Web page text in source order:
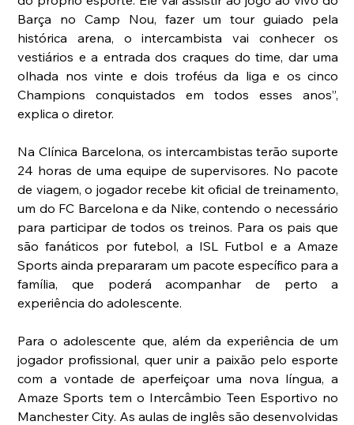
Barça no Camp Nou, fazer um tour guiado pela
histórica arena, o intercambista vai conhecer os
vestiários e a entrada dos craques do time, dar uma
olhada nos vinte e dois troféus da liga e os cinco
Champions conquistados em todos esses anos”,
explica o diretor.
Na Clínica Barcelona, os intercambistas terão suporte
24 horas de uma equipe de supervisores. No pacote
de viagem, o jogador recebe kit oficial de treinamento,
um do FC Barcelona e da Nike, contendo o necessário
para participar de todos os treinos. Para os pais que
são fanáticos por futebol, a ISL Futbol e a Amaze
Sports ainda prepararam um pacote específico para a
família, que poderá acompanhar de perto a
experiência do adolescente.
Para o adolescente que, além da experiência de um
jogador profissional, quer unir a paixão pelo esporte
com a vontade de aperfeiçoar uma nova língua, a
Amaze Sports tem o Intercâmbio Teen Esportivo no
Manchester City. As aulas de inglês são desenvolvidas